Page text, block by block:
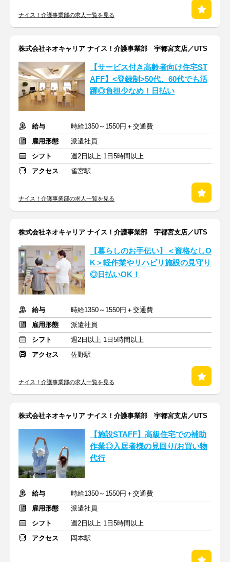
ナイス！介護事業部の求人一覧を見る
株式会社ネオキャリア ナイス！介護事業部 宇都宮支店／UTS
【サービス付き高齢者向け住宅ST
AFF】<登録制>50代、60代でも活
躍◎負担少なめ！日払い
給与
時給1350～1550円＋交通費
雇用形態
派遣社員
シフト
週2日以上 1日5時間以上
アクセス
雀宮駅
ナイス！介護事業部の求人一覧を見る
株式会社ネオキャリア ナイス！介護事業部 宇都宮支店／UTS
【暮らしのお手伝い】＜資格なしO
K＞軽作業やリハビリ施設の見守り
◎日払いOK！
給与
時給1350～1550円＋交通費
雇用形態
派遣社員
シフト
週2日以上 1日5時間以上
アクセス
佐野駅
ナイス！介護事業部の求人一覧を見る
株式会社ネオキャリア ナイス！介護事業部 宇都宮支店／UTS
【施設STAFF】高級住宅での補助
作業◎入居者様の見回り/お買い物
代行
給与
時給1350～1550円＋交通費
雇用形態
派遣社員
シフト
週2日以上 1日5時間以上
アクセス
岡本駅